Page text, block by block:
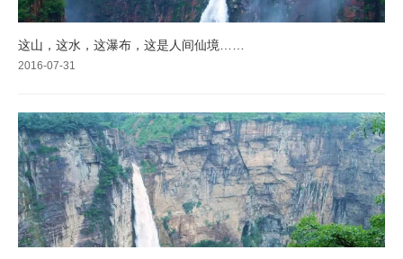
这山，这水，这瀑布，这是人间仙境……
2016-07-31